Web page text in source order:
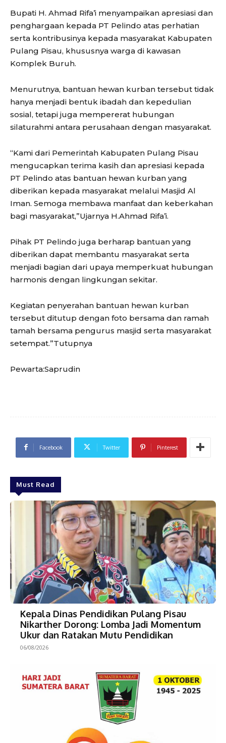
Bupati H. Ahmad Rifa’i menyampaikan apresiasi dan
penghargaan kepada PT Pelindo atas perhatian
serta kontribusinya kepada masyarakat Kabupaten
Pulang Pisau, khususnya warga di kawasan
Komplek Buruh.
Menurutnya, bantuan hewan kurban tersebut tidak
hanya menjadi bentuk ibadah dan kepedulian
sosial, tetapi juga mempererat hubungan
silaturahmi antara perusahaan dengan masyarakat.
“Kami dari Pemerintah Kabupaten Pulang Pisau
mengucapkan terima kasih dan apresiasi kepada
PT Pelindo atas bantuan hewan kurban yang
diberikan kepada masyarakat melalui Masjid Al
Iman. Semoga membawa manfaat dan keberkahan
bagi masyarakat,”Ujarnya H.Ahmad Rifa’i.
Pihak PT Pelindo juga berharap bantuan yang
diberikan dapat membantu masyarakat serta
menjadi bagian dari upaya memperkuat hubungan
harmonis dengan lingkungan sekitar.
Kegiatan penyerahan bantuan hewan kurban
tersebut ditutup dengan foto bersama dan ramah
tamah bersama pengurus masjid serta masyarakat
setempat.”Tutupnya
Pewarta:Saprudin
Facebook Twitter Pinterest
Must Read
Kepala Dinas Pendidikan Pulang Pisau
Nikarther Dorong: Lomba Jadi Momentum
Ukur dan Ratakan Mutu Pendidikan
06/08/2026